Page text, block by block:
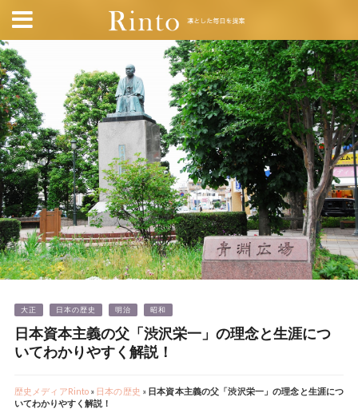
大正 日本の歴史 明治 昭和
日本資本主義の父「渋沢栄一」の理念と生涯につ
いてわかりやすく解説！
歴史メディアRinto» 日本の歴史 » 日本資本主義の父「渋沢栄一」の理念と生涯につ
いてわかりやすく解説！